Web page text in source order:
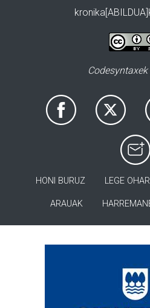
HONI BURUZ LEGE
ARAUAK